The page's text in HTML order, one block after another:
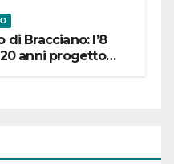
di Bracciano: l’8
anni progetto